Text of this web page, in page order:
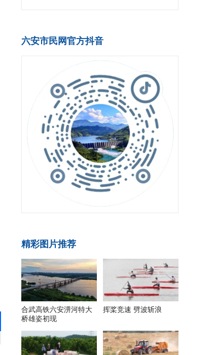
六安市民网官方抖音
精彩图片推荐
合武高铁六安淠河特大
桥雄姿初现
挥桨竞速 劈波斩浪